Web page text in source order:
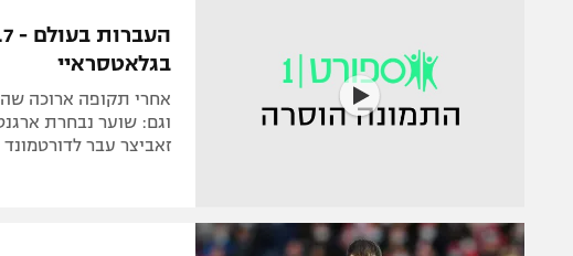
תקנון עבור פעילות אלקטרה
תקנון עבור פעילות ספורט 1 – "מרלן"
תנאי שימוש
מכבי נתניה
בני יהודה
בגלאטסראיי
אחרי תקופה ארוכה
וגם: שוער נבחרת
זאביצר עבר